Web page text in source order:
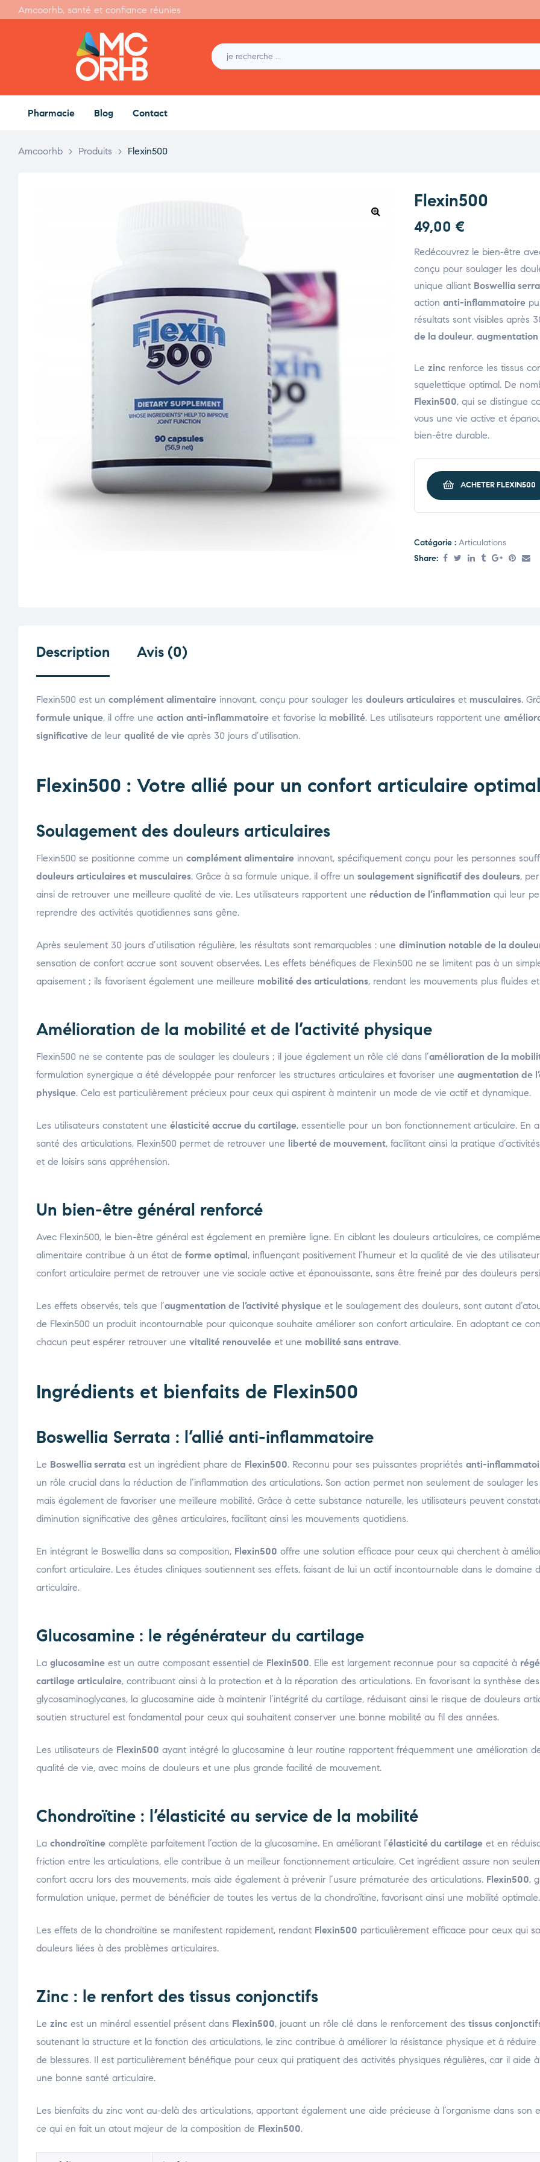
Amcoorhb, santé et confiance réunies
Pharmacie Blog Contact
Amcoorhb > Produits > Flexin500
Flexin500
49,00 €
Redécouvrez le bien-être
conçu pour soulager les
unique alliant Boswellia
action anti-inflammatoire
résultats sont visibles après
de la douleur,
Le zinc renforce les tissus
squelettique optimal. De
Flexin500, qui se distingue
vous une vie active et
bien-être durable.
ACHETER FLEXIN500
Catégorie : Articulations
Share:
Description Avis (0)
Flexin500 est un complément alimentaire innovant, conçu pour soulager les douleurs articulaires et musculaires.
formule unique, il offre une action anti-inflammatoire et favorise la mobilité. Les utilisateurs rapportent une
significative de leur qualité de vie après 30 jours d’utilisation.
Flexin500 : Votre allié pour un confort articulaire optimal
Soulagement des douleurs articulaires
Flexin500 se positionne comme un complément alimentaire innovant, spécifiquement conçu pour les personnes
douleurs articulaires et musculaires. Grâce à sa formule unique, il offre un soulagement significatif des douleurs,
ainsi de retrouver une meilleure qualité de vie. Les utilisateurs rapportent une réduction de l’inflammation qui leur
reprendre des activités quotidiennes sans gêne.
Après seulement 30 jours d’utilisation régulière, les résultats sont remarquables : une diminution notable de la
sensation de confort accrue sont souvent observées. Les effets bénéfiques de Flexin500 ne se limitent pas à un
apaisement ; ils favorisent également une meilleure mobilité des articulations, rendant les mouvements plus fluides
Amélioration de la mobilité et de l’activité physique
Flexin500 ne se contente pas de soulager les douleurs ; il joue également un rôle clé dans l’amélioration de la
formulation synergique a été développée pour renforcer les structures articulaires et favoriser une augmentation de
physique. Cela est particulièrement précieux pour ceux qui aspirent à maintenir un mode de vie actif et dynamique.
Les utilisateurs constatent une élasticité accrue du cartilage, essentielle pour un bon fonctionnement articulaire. En
santé des articulations, Flexin500 permet de retrouver une liberté de mouvement, facilitant ainsi la pratique
et de loisirs sans appréhension.
Un bien-être général renforcé
Avec Flexin500, le bien-être général est également en première ligne. En ciblant les douleurs articulaires, ce
alimentaire contribue à un état de forme optimal, influençant positivement l’humeur et la qualité de vie des
confort articulaire permet de retrouver une vie sociale active et épanouissante, sans être freiné par des douleurs
Les effets observés, tels que l’augmentation de l’activité physique et le soulagement des douleurs, sont autant
de Flexin500 un produit incontournable pour quiconque souhaite améliorer son confort articulaire. En adoptant ce
chacun peut espérer retrouver une vitalité renouvelée et une mobilité sans entrave.
Ingrédients et bienfaits de Flexin500
Boswellia Serrata : l’allié anti-inflammatoire
Le Boswellia serrata est un ingrédient phare de Flexin500. Reconnu pour ses puissantes propriétés anti-
un rôle crucial dans la réduction de l’inflammation des articulations. Son action permet non seulement de soulager
mais également de favoriser une meilleure mobilité. Grâce à cette substance naturelle, les utilisateurs peuvent
diminution significative des gênes articulaires, facilitant ainsi les mouvements quotidiens.
En intégrant le Boswellia dans sa composition, Flexin500 offre une solution efficace pour ceux qui cherchent à
confort articulaire. Les études cliniques soutiennent ses effets, faisant de lui un actif incontournable dans le domaine
articulaire.
Glucosamine : le régénérateur du cartilage
La glucosamine est un autre composant essentiel de Flexin500. Elle est largement reconnue pour sa capacité à
cartilage articulaire, contribuant ainsi à la protection et à la réparation des articulations. En favorisant la synthèse des
glycosaminoglycanes, la glucosamine aide à maintenir l’intégrité du cartilage, réduisant ainsi le risque de douleurs
soutien structurel est fondamental pour ceux qui souhaitent conserver une bonne mobilité au fil des années.
Les utilisateurs de Flexin500 ayant intégré la glucosamine à leur routine rapportent fréquemment une amélioration
qualité de vie, avec moins de douleurs et une plus grande facilité de mouvement.
Chondroïtine : l’élasticité au service de la mobilité
La chondroïtine complète parfaitement l’action de la glucosamine. En améliorant l’élasticité du cartilage et en
friction entre les articulations, elle contribue à un meilleur fonctionnement articulaire. Cet ingrédient assure non
confort accru lors des mouvements, mais aide également à prévenir l’usure prématurée des articulations. Flexin500,
formulation unique, permet de bénéficier de toutes les vertus de la chondroïtine, favorisant ainsi une mobilité optimale.
Les effets de la chondroïtine se manifestent rapidement, rendant Flexin500 particulièrement efficace pour ceux qui
douleurs liées à des problèmes articulaires.
Zinc : le renfort des tissus conjonctifs
Le zinc est un minéral essentiel présent dans Flexin500, jouant un rôle clé dans le renforcement des tissus
soutenant la structure et la fonction des articulations, le zinc contribue à améliorer la résistance physique et à réduire
de blessures. Il est particulièrement bénéfique pour ceux qui pratiquent des activités physiques régulières, car il aide
une bonne santé articulaire.
Les bienfaits du zinc vont au-delà des articulations, apportant également une aide précieuse à l’organisme dans son
ce qui en fait un atout majeur de la composition de Flexin500.